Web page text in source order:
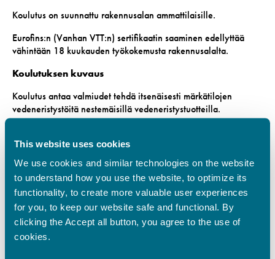
This website uses cookies
We use cookies and similar technologies on the website
to understand how you use the website, to optimize its
functionality, to create more valuable user experiences
for you, to keep our website safe and functional. By
clicking the Accept all button, you agree to the use of
cookies.
Koulutus on suunnattu rakennusalan ammattilaisille.
Eurofins:n (Vanhan VTT:n) sertifikaatin saaminen edellyttää
vähintään 18 kuukauden työkokemusta rakennusalalta.
Koulutuksen kuvaus
Koulutus antaa valmiudet tehdä itsenäisesti märkätilojen
vedeneristystöitä nestemäisillä vedeneristystuotteilla.
osallistujalle oikeuden hakea Eurofins:n märkätila-asentajan
sertifikaattia.
Koulutuksen hinta on 310€ (alv. 0 %) sisältäen
koulutusmateriaalin ja aamukahvit.
Työnäytön vastaanotto osallistujan valitsemassa kohteessa
101,61€ (alv. 0 %) + kouluttajan matkakulut.